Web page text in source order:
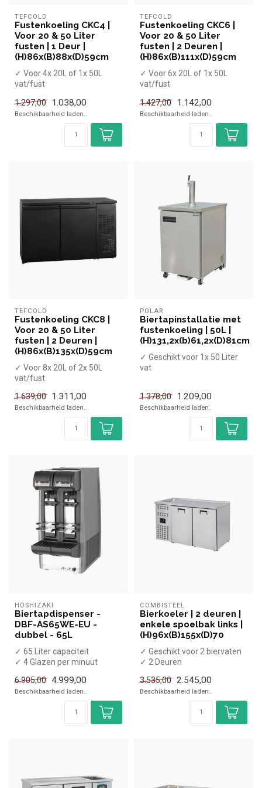
TEFCOLD
Fustenkoeling CKC4 |
Voor 20 & 50 Liter
fusten | 1 Deur |
(H)86x(B)88x(D)59cm
✓ Voor 4x 20L of 1x 50L
vat/fust
X Zonder tapkraan
✓ Breedte 88 cm, ...
1.297,00 1.038,00
Beschikbaarheid laden..
TEFCOLD
Fustenkoeling CKC6 |
Voor 20 & 50 Liter
fusten | 2 Deuren |
(H)86x(B)111x(D)59cm
✓ Voor 6x 20L of 1x 50L
vat/fust
X Zonder tapkraan
✓ Breedte 111 c...
1.427,00 1.142,00
Beschikbaarheid laden..
TEFCOLD
Fustenkoeling CKC8 |
Voor 20 & 50 Liter
fusten | 2 Deuren |
(H)86x(B)135x(D)59cm
✓ Voor 8x 20L of 2x 50L
vat/fust
X Zonder tapkraan
✓ Breedte 120 c...
1.639,00 1.311,00
Beschikbaarheid laden..
POLAR
Biertapinstallatie met
fustenkoeling | 50L |
(H)131,2x(b)61,2x(D)81cm
✓ Geschikt voor 1x 50 Liter
vat
geremde wie...
1.378,00 1.209,00
Beschikbaarheid laden..
HOSHIZAKI
Biertapdispenser -
DBF-AS65WE-EU -
dubbel - 65L
✓ 65 Liter capaciteit
✓ 4 Glazen per minuut
✓ Luchtg...
6.905,00 4.999,00
Beschikbaarheid laden..
COMBISTEEL
Bierkoeler | 2 deuren |
enkele spoelbak links |
(H)96x(B)155x(D)70
✓ Geschikt voor 2 biervaten
✓ 2 Deuren
✓ Geventileerd
✓ B...
3.535,00 2.545,00
Beschikbaarheid laden..